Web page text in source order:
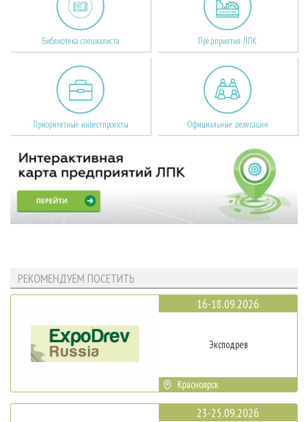
Библиотека специалиста Предприятия ЛПК
Приоритетные инвестпроекты Официальные делегации
РЕКОМЕНДУЕМ ПОСЕТИТЬ
16-18.09.2026
Эксподрев
Красноярск
23-25.09.2026